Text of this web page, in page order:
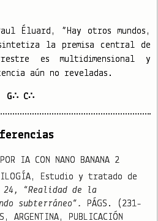
Éluard, “Hay otros mundos,
la premisa central de
es multidimensional y
aún no reveladas.
G∴ C∴
IA CON NANO BANANA 2
Estudio y tratado de
24, “Realidad de la
subterráneo”. PÁGS. (231-
ARGENTINA, PUBLICACIÓN